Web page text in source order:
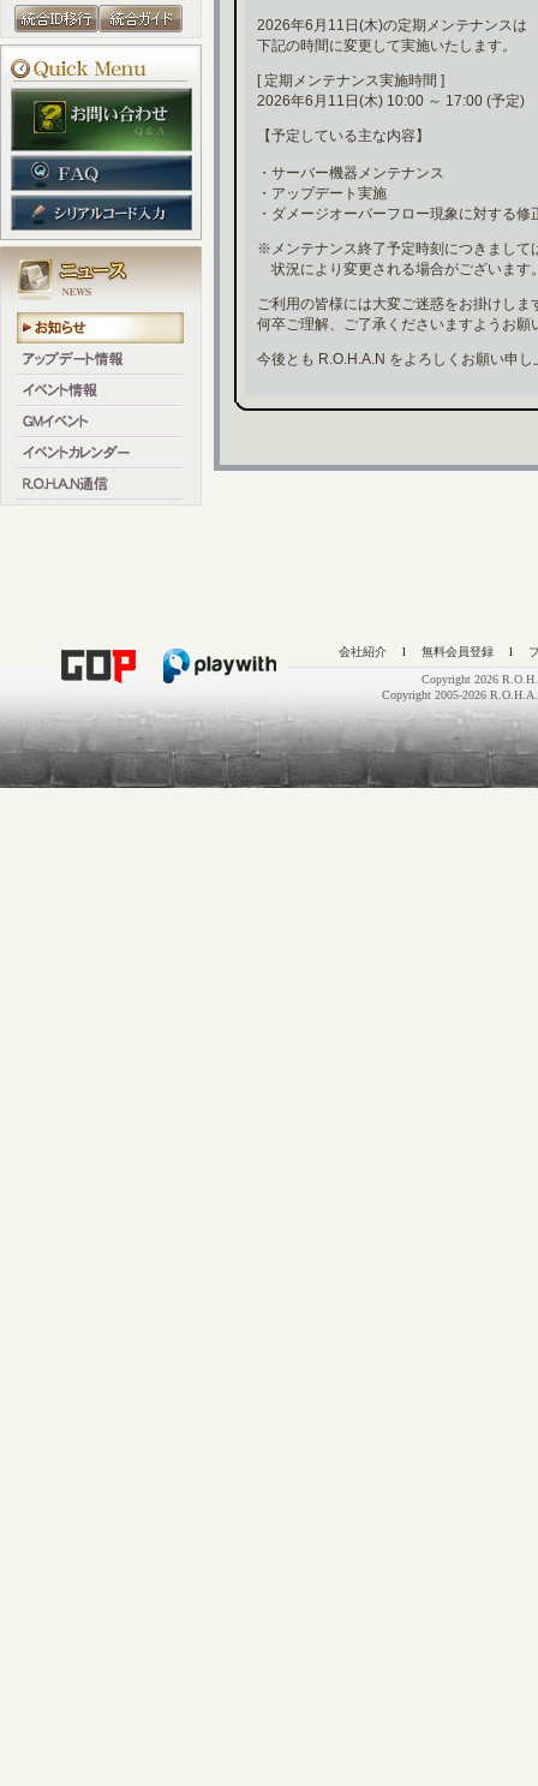
2026年6月11日(木)の定期メンテナンスは
下記の時間に変更して実施いたします。
[ 定期メンテナンス実施時間 ]
2026年6月11日(木) 10:00 ～ 17:00 (予定)
【予定している主な内容】
・サーバー機器メンテナンス
・アップデート実施
・ダメージオーバーフロー現象に対する修
※メンテナンス終了予定時刻につきまして
状況により変更される場合がございます
ご利用の皆様には大変ご迷惑をお掛けしま
何卒ご理解、ご了承くださいますようお願
今後とも R.O.H.A.N をよろしくお願い申し
会社紹介 l 無料会員登録 l
Copyright 2026
Copyright 2005-2026